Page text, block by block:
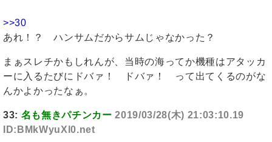
>>30
あれ！？ ハンサムだからサムじゃなかった？
まぁスレチかもしれんが、当時の海ってか機種はアタッカ
ーに入るたびにドバァ！ ドバァ！ って出てくるのがな
んかよかったなぁ。
33: 名も無きパチンカー 2019/03/28(木) 21:03:10.19
ID:BMkWyuXl0.net